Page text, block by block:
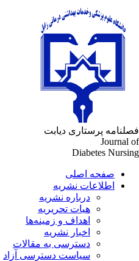
پرستاری دیابت
Journal
Diabetes
صفحه اصلی
اطلاعات نشریه
درباره نشریه
هیات تحریریه
اهداف و زمینه‌ها
اخبار نشریه
دسترسی به مقالات
سیاست دسترسی آزاد